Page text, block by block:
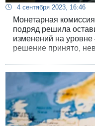
4 сентября 2023, 16:46
Монетарная
подряд решила
изменений на
решение принято,
Монетарная
заботой сейчас
которой
замедлению